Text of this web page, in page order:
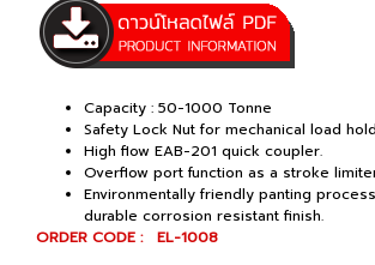
Capacity : 50-1000 Tonne
Safety Lock Nut for mechanical load
High flow EAB-201 quick coupler.
Overflow port function as a stroke
Environmentally friendly panting
durable corrosion resistant finish.
ORDER CODE : EL-1008